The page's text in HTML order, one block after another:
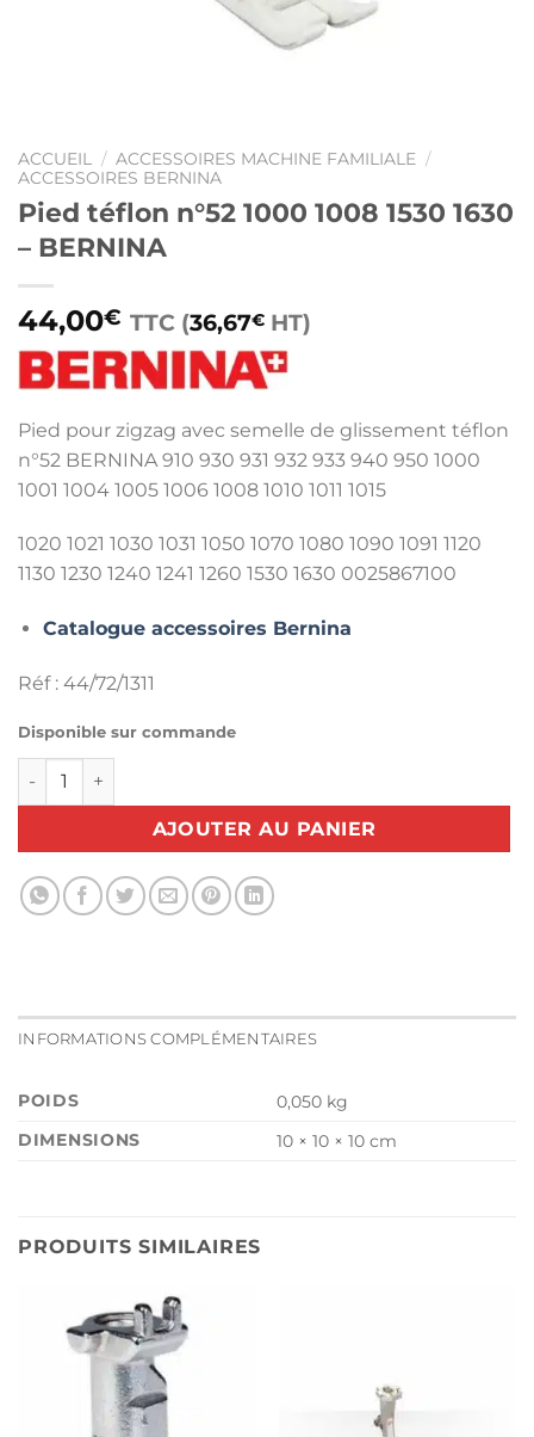
ACCUEIL / ACCESSOIRES MACHINE FAMILIALE /
ACCESSOIRES BERNINA
Pied téflon n°52 1000 1008 1530 1630
– BERNINA
44,00€ TTC (36,67€ HT)
Pied pour zigzag avec semelle de glissement téflon
n°52 BERNINA 910 930 931 932 933 940 950 1000
1001 1004 1005 1006 1008 1010 1011 1015
1020 1021 1030 1031 1050 1070 1080 1090 1091 1120
1130 1230 1240 1241 1260 1530 1630 0025867100
Catalogue accessoires Bernina
Réf : 44/72/1311
Disponible sur commande
quantité de Pied téflon n°52 1000 1008 1530 1630 -
AJOUTER AU PANIER
INFORMATIONS COMPLÉMENTAIRES
POIDS
0,050 kg
DIMENSIONS
10 × 10 × 10 cm
PRODUITS SIMILAIRES